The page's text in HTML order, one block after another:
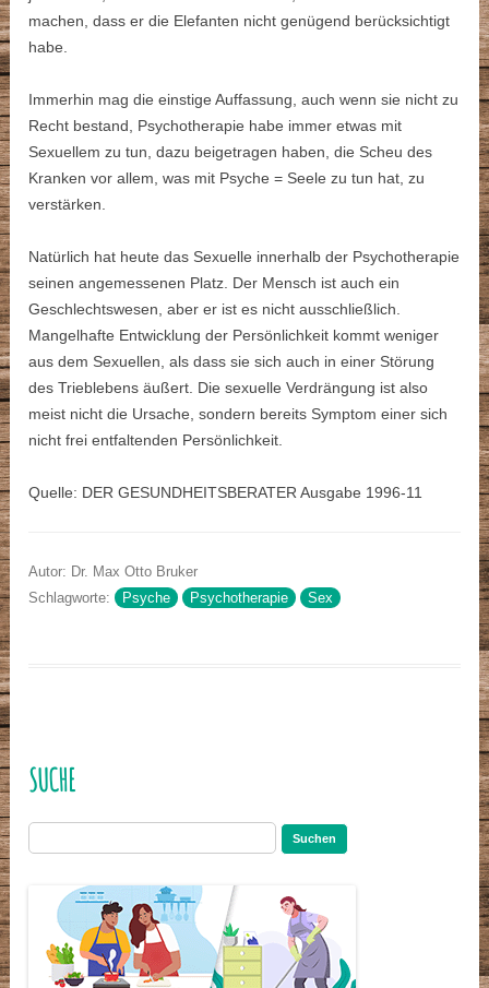
machen, dass er die Elefanten nicht genügend berücksichtigt
habe.
Immerhin mag die einstige Auffassung, auch wenn sie nicht zu
Recht bestand, Psychotherapie habe immer etwas mit
Sexuellem zu tun, dazu beigetragen haben, die Scheu des
Kranken vor allem, was mit Psyche = Seele zu tun hat, zu
verstärken.
Natürlich hat heute das Sexuelle innerhalb der Psychotherapie
seinen angemessenen Platz. Der Mensch ist auch ein
Geschlechtswesen, aber er ist es nicht ausschließlich.
Mangelhafte Entwicklung der Persönlichkeit kommt weniger
aus dem Sexuellen, als dass sie sich auch in einer Störung
des Trieblebens äußert. Die sexuelle Verdrängung ist also
meist nicht die Ursache, sondern bereits Symptom einer sich
nicht frei entfaltenden Persönlichkeit.
Quelle: DER GESUNDHEITSBERATER Ausgabe 1996-11
Autor: Dr. Max Otto Bruker
Schlagworte: Psyche Psychotherapie Sex
SUCHE
nach: